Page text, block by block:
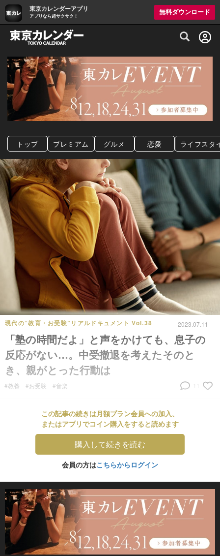
東京カレンダーアプリ
アプリなら超サクサク！
無料ダウンロード
グルメ情報・プレミアムレストラン予約
トップ プレミアム グルメ 恋愛 ライフスタ
現代の“教育・お受験”リアルドキュメント Vol.38 2023.07.11
「塾の時間だよ」と声をかけても、息子の
反応がない…。中受撤退を考えたそのと
き、親がとった行動は
#教養 #お受験 #音楽 11
この記事の続きは月額プラン会員への加入、
またはアプリでコイン購入をすると読めます
購入して続きを読む
会員の方はこちらからログイン